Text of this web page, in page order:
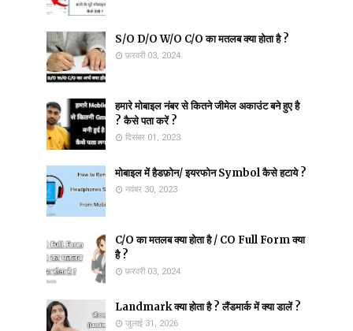
S/O D/O W/O C/O का मतलब क्या होता है ?
फ़रवरी 03, 2024
हमारे मोबाइल नंबर से कितने जीमेल अकाउंट बने हुए है
? कैसे पता करें ?
दिसंबर 01, 2023
मोबाइल में हैडफ़ोन/ इयरफोन Symbol कैसे हटाये ?
नवंबर 30, 2023
C/O का मतलब क्या होता है / CO Full Form क्या
है ?
फ़रवरी 03, 2024
Landmark क्या होता है ? लैंडमार्क में क्या डालें ?
जुलाई 31, 2026